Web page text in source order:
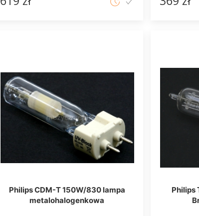
Philips CDM-T 150W/830 lampa
metalohalogenkowa
Philips